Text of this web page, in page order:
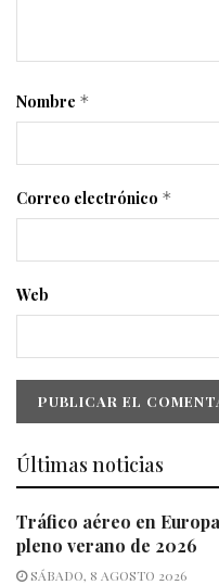
Nombre *
Correo electrónico *
Web
Últimas noticias
Tráfico aéreo en
pleno verano de 2026
SÁBADO, 8 AGOSTO 2026